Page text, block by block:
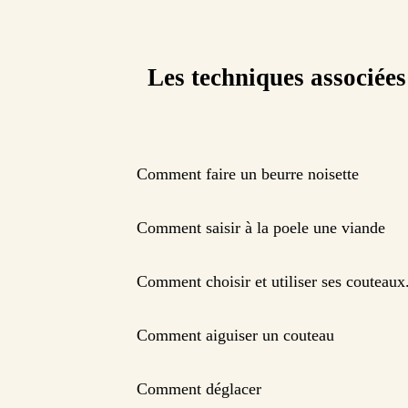
Les techniques associées
Comment faire un beurre noisette
Comment saisir à la poele une viande
Comment choisir et utiliser ses
Comment aiguiser un couteau
Comment déglacer